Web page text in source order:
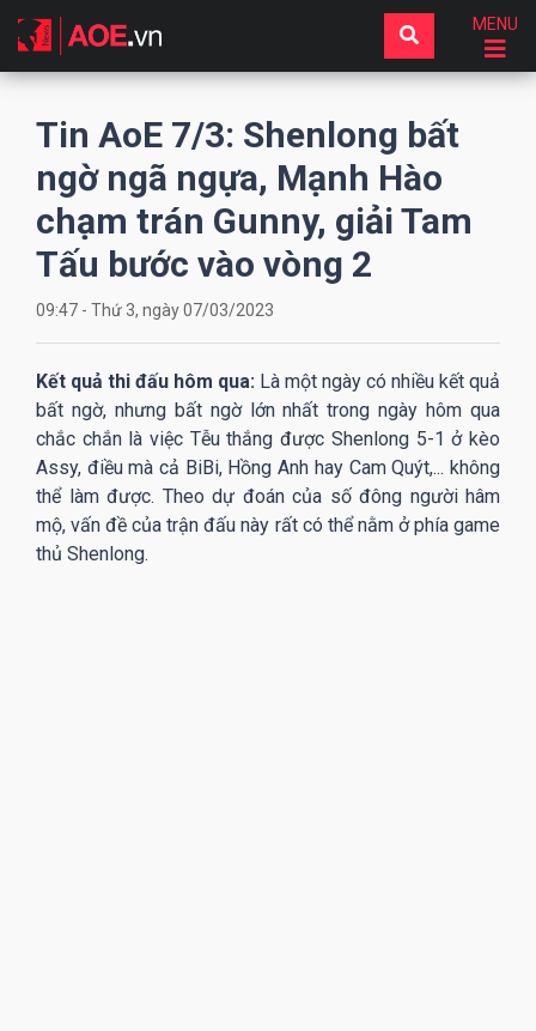
MENU
Tin AoE 7/3: Shenlong bất
ngờ ngã ngựa, Mạnh Hào
chạm trán Gunny, giải Tam
Tấu bước vào vòng 2
09:47 - Thứ 3, ngày 07/03/2023
Kết quả thi đấu hôm qua: Là một ngày có nhiều kết quả
bất ngờ, nhưng bất ngờ lớn nhất trong ngày hôm qua
chắc chắn là việc Tễu thắng được Shenlong 5-1 ở kèo
Assy, điều mà cả BiBi, Hồng Anh hay Cam Quýt,... không
thể làm được. Theo dự đoán của số đông người hâm
mộ, vấn đề của trận đấu này rất có thể nằm ở phía game
thủ Shenlong.